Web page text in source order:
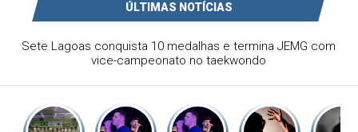
ÚLTIMAS NOTÍCIAS
Victor & Bruno são destaque no ForróCap em Capim
Branco